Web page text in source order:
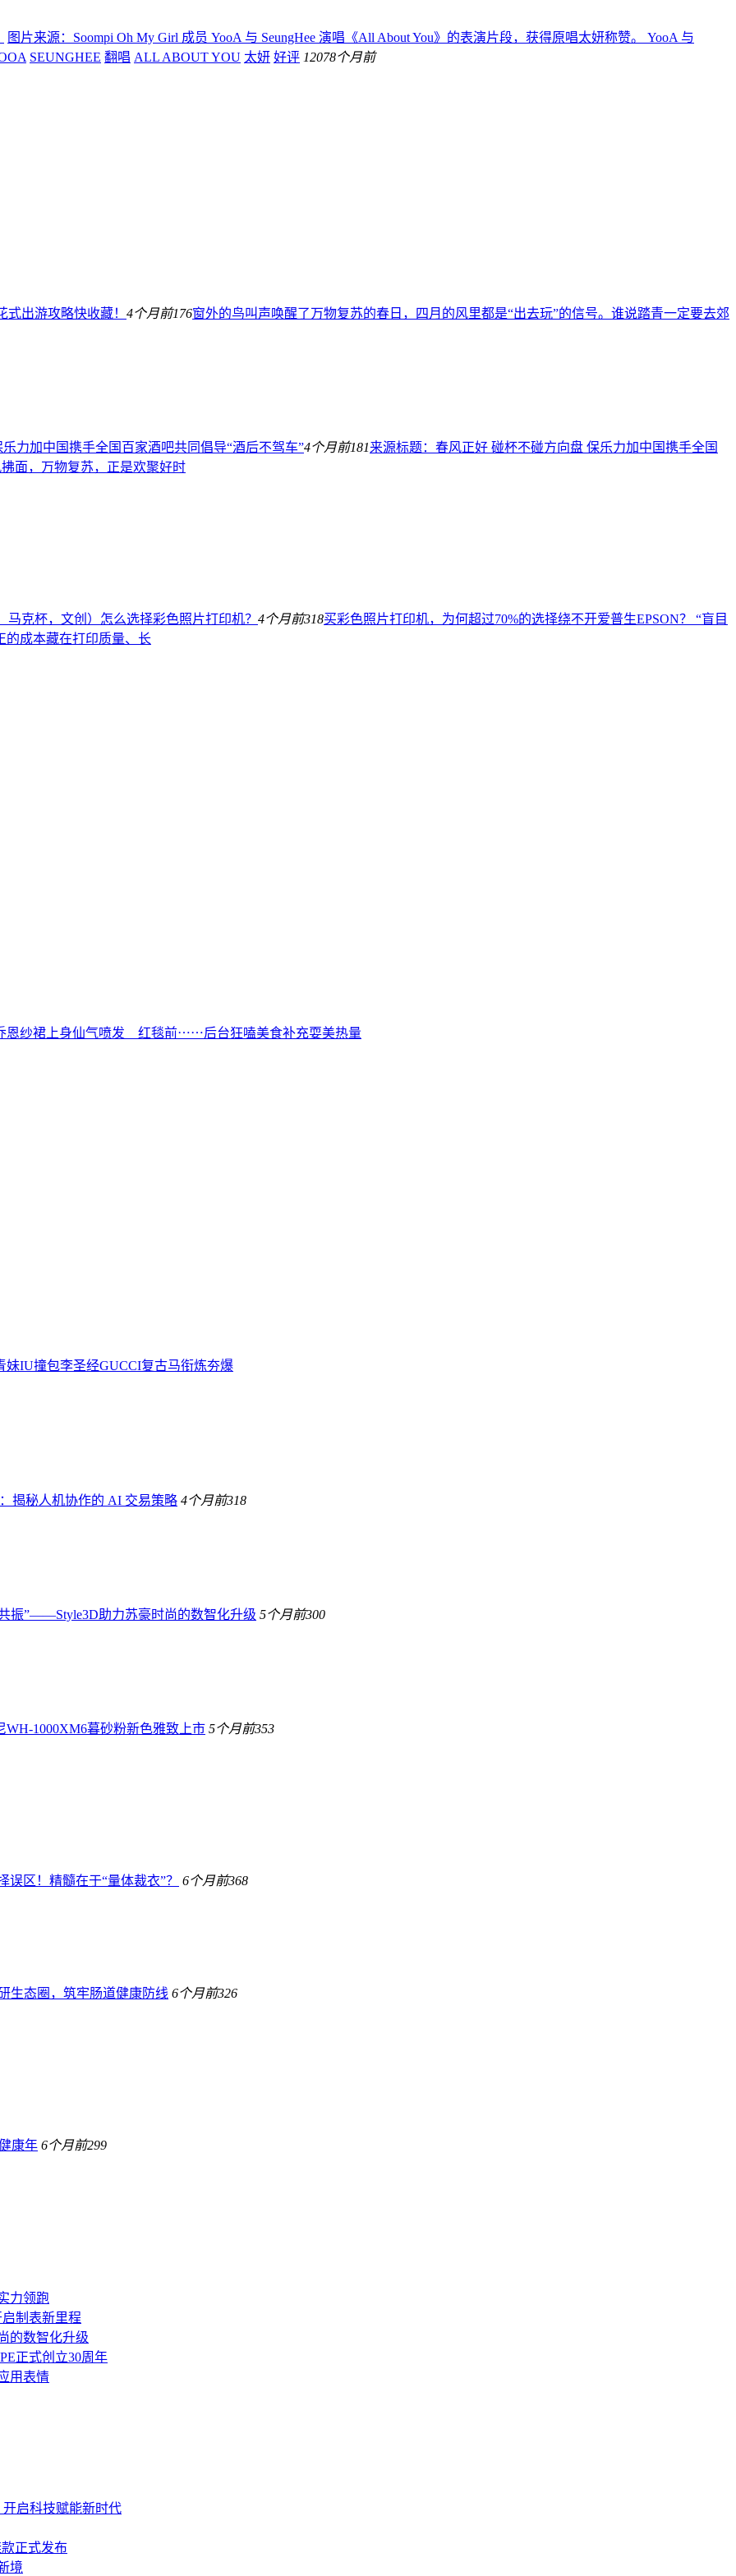
图片来源：Soompi Oh My Girl 成员 YooA 与 SeungHee 演唱《All About You》的表演片段，获得原唱太妍称赞。 YooA 与
SEUNGHEE 翻唱 ALL ABOUT YOU 太妍 好评 12078个月前
式出游攻略快收藏！ 4个月前176窗外的鸟叫声唤醒了万物复苏的春日，四月的风里都是“出去玩”的信号。谁说踏青一定要去郊
力加中国携手全国百家酒吧共同倡导“酒后不驾车”4个月前181来源标题：春风正好 碰杯不碰方向盘 保乐力加中国携手全国
面，万物复苏，正是欢聚好时
克杯，文创）怎么选择彩色照片打印机？ 4个月前318买彩色照片打印机，为何超过70%的选择绕不开爱普生EPSON？ “盲目
成本藏在打印质量、长
恩纱裙上身仙气喷发 红毯前⋯⋯后台狂嗑美食补充耍美热量
妹IU撞包李圣经GUCCI复古马衔炼夯爆
揭秘人机协作的 AI 交易策略 4个月前318
振”——Style3D助力苏豪时尚的数智化升级 5个月前300
1000XM6暮砂粉新色雅致上市 5个月前353
区！精髓在于“量体裁衣”？ 6个月前368
生态圈，筑牢肠道健康防线 6个月前326
康年 6个月前299
力领跑
制表新里程
的数智化升级
正式创立30周年
用表情
启科技赋能新时代
正式发布
境